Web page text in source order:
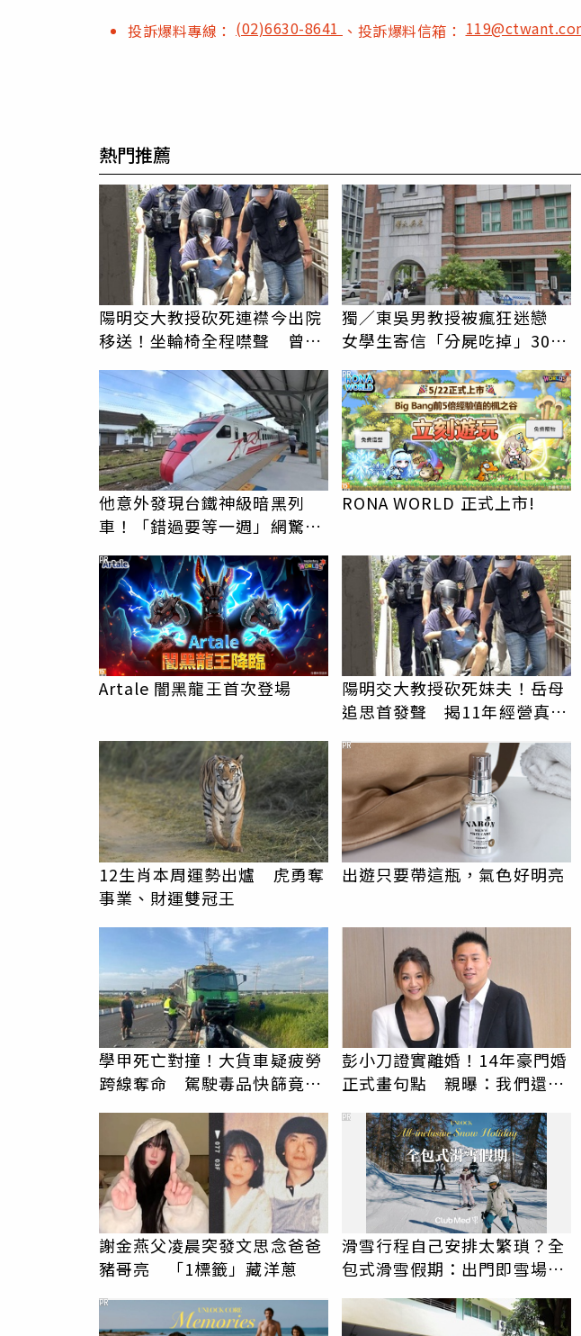
投訴爆料專線： (02)6630-8641 、投訴爆料信箱：
熱門推薦
陽明交大教授砍死連襟今出院
移送！坐輪椅全程噤聲 曾稱
獨／東吳男教授被瘋狂迷戀
女學生寄信「分屍吃掉」30次
他意外發現台鐵神級暗黑列
車！「錯過要等一週」網驚：
RONA WORLD 正式上市!
PR
Artale 闇黑龍王首次登場
PR
陽明交大教授砍死妹夫！岳母
追思首發聲 揭11年經營真相
駁「爭產」
12生肖本周運勢出爐 虎勇奪
事業、財運雙冠王
出遊只要帶這瓶，氣色好明亮
PR
學甲死亡對撞！大貨車疑疲勞
跨線奪命 駕駛毒品快篩竟呈
彭小刀證實離婚！14年豪門婚
正式畫句點 親曝：我們還是
謝金燕父凌晨突發文思念爸爸
豬哥亮 「1標籤」藏洋蔥
滑雪行程自己安排太繁瑣？全
包式滑雪假期：出門即雪場，
一價全包不怕預算爆表！
PR
PR